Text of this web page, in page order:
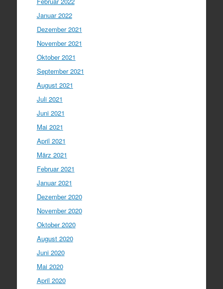
Januar 2022
Dezember 2021
November 2021
Oktober 2021
September 2021
August 2021
Juli 2021
Juni 2021
Mai 2021
April 2021
März 2021
Februar 2021
Januar 2021
Dezember 2020
November 2020
Oktober 2020
August 2020
Juni 2020
Mai 2020
April 2020